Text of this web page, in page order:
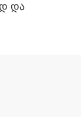
და